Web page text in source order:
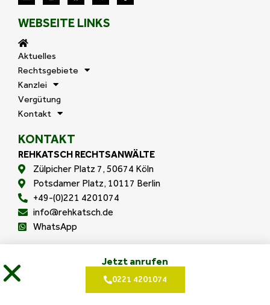
WEBSEITE LINKS
Aktuelles
Rechtsgebiete
Kanzlei
Vergütung
Kontakt
KONTAKT
REHKATSCH RECHTSANWÄLTE
Zülpicher Platz 7, 50674 Köln
Potsdamer Platz, 10117 Berlin
+49-(0)221 4201074
info@rehkatsch.de
WhatsApp
(C) 2026 REHKATSCH RECHTSANWÄLTE
DatenschutzerklärungCookie-Einstellungen
Jetzt anrufen
0221 4201074